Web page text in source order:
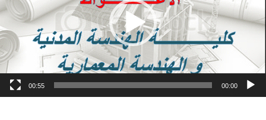
00:00
00:55